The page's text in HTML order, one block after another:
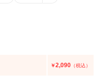
￥2,090 （税込）